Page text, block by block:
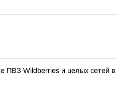
ПВЗ Wildberries и целых сетей